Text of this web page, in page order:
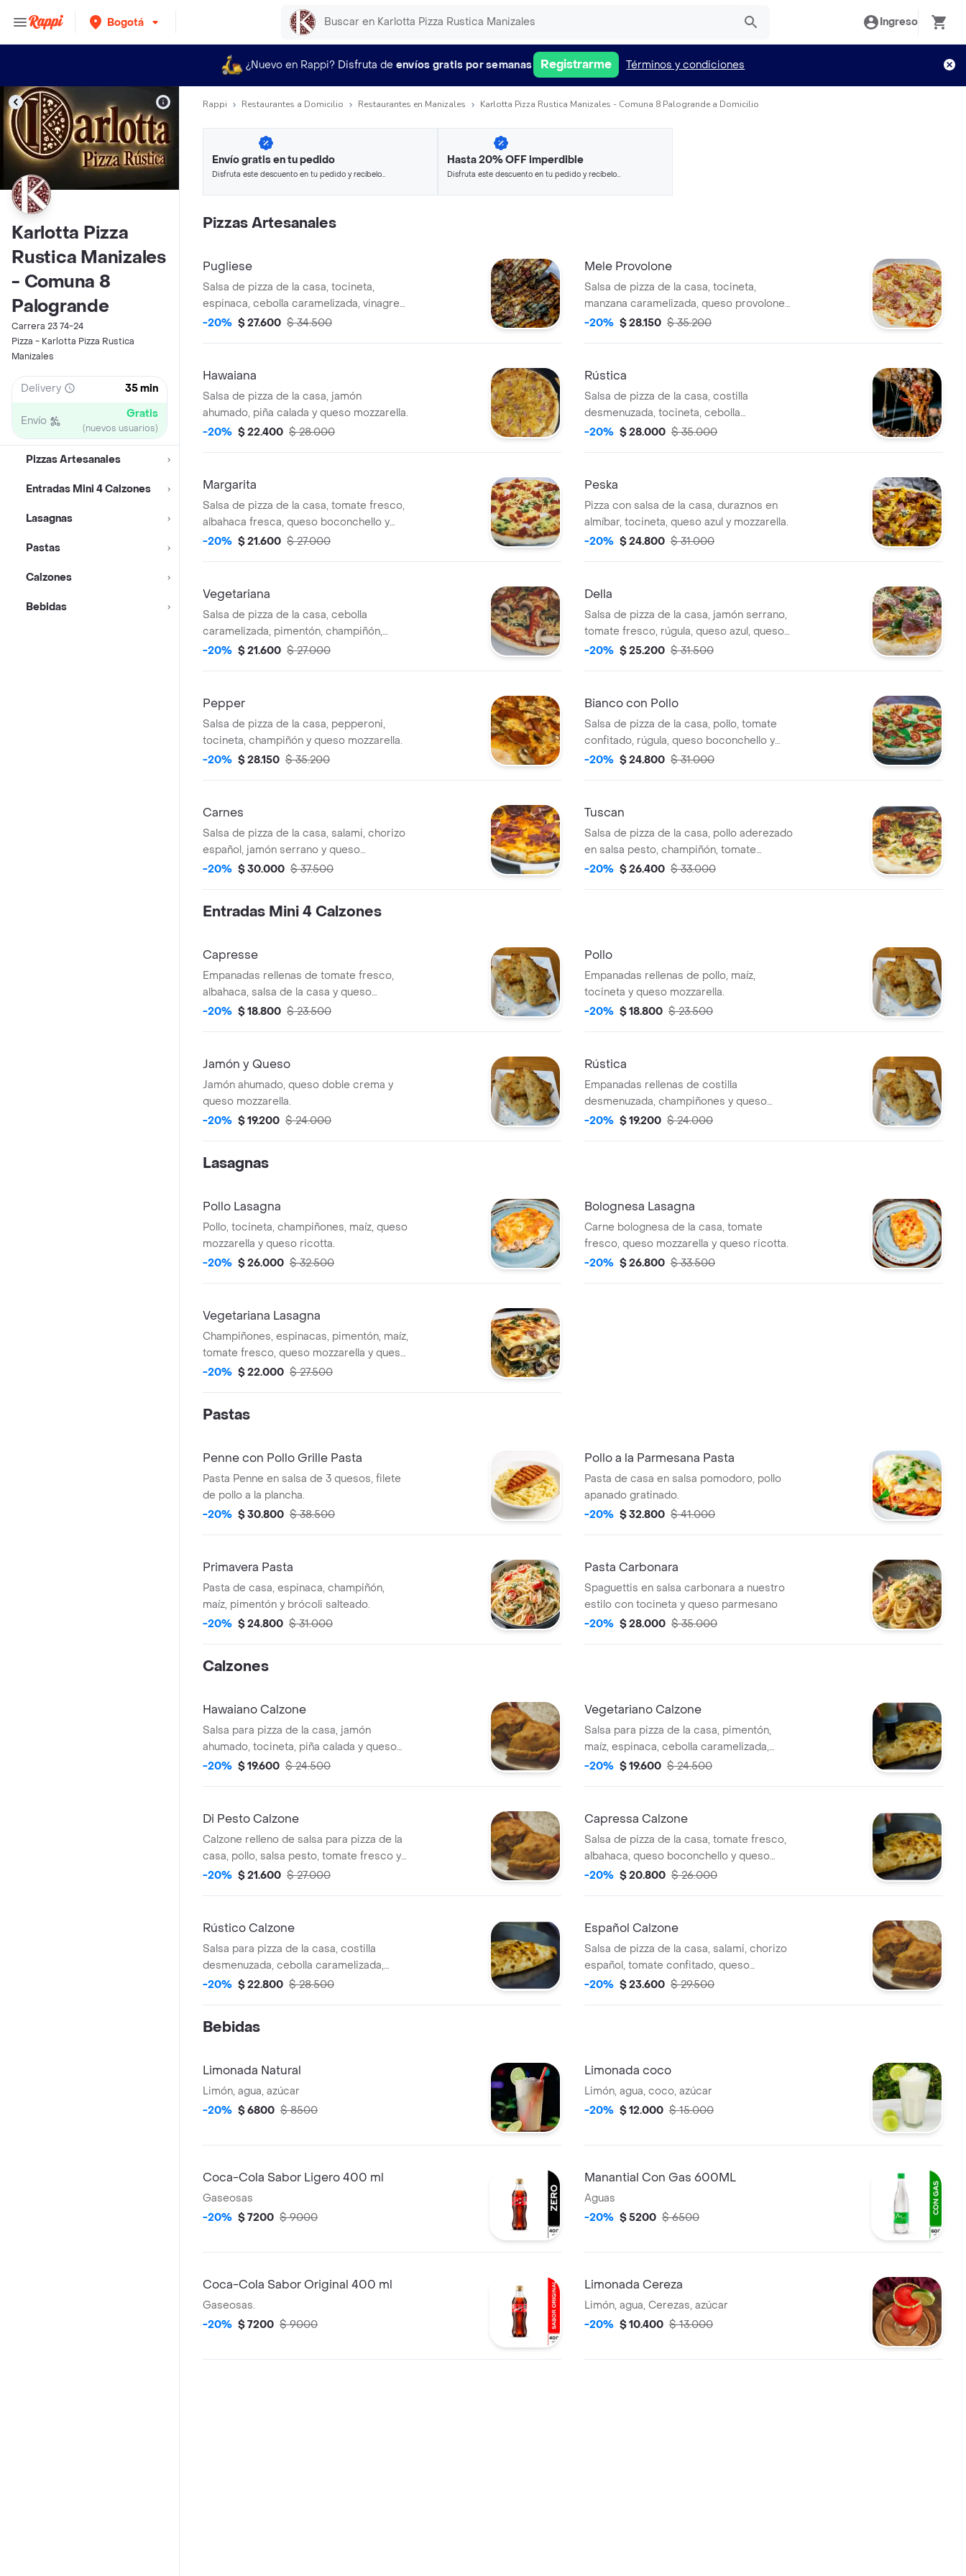
Bogotá Ingreso
¿Nuevo en Rappi? Disfruta de envíos gratis por semanas Registrarme Términos y condiciones
Karlotta Pizza
Rustica Manizales
- Comuna 8
Palogrande
Carrera 23 74-24
Pizza - Karlotta Pizza Rustica
Manizales
Delivery 35 min
Envío Gratis
(nuevos usuarios)
Pizzas Artesanales
Entradas Mini 4 Calzones
Lasagnas
Pastas
Calzones
Bebidas
Rappi Restaurantes a Domicilio Restaurantes en Manizales Karlotta Pizza Rustica Manizales - Comuna 8 Palogrande a Domicilio
Envío gratis en tu pedido
Disfruta este descuento en tu pedido y recíbelo
Hasta 20% OFF imperdible
Disfruta este descuento en tu pedido y recíbelo
Pizzas Artesanales
Pugliese
Salsa de pizza de la casa, tocineta,
espinaca, cebolla caramelizada, vinagre
balsámico y queso mozzarella.
-20% $ 27.600 $ 34.500
Mele Provolone
Salsa de pizza de la casa, tocineta,
manzana caramelizada, queso provolone y
queso mozzarella.
-20% $ 28.150 $ 35.200
Hawaiana
Salsa de pizza de la casa, jamón
ahumado, piña calada y queso mozzarella.
-20% $ 22.400 $ 28.000
Rústica
Salsa de pizza de la casa, costilla
desmenuzada, tocineta, cebolla
caramelizada, vinagre balsámico y queso
-20% $ 28.000 $ 35.000
Margarita
Salsa de pizza de la casa, tomate fresco,
albahaca fresca, queso boconchello y
queso mozzarella.
-20% $ 21.600 $ 27.000
Peska
Pizza con salsa de la casa, duraznos en
almíbar, tocineta, queso azul y mozzarella.
-20% $ 24.800 $ 31.000
Vegetariana
Salsa de pizza de la casa, cebolla
caramelizada, pimentón, champiñón,
espinaca y queso mozzarella.
-20% $ 21.600 $ 27.000
Della
Salsa de pizza de la casa, jamón serrano,
tomate fresco, rúgula, queso azul, queso
parmesano y queso mozzarella.
-20% $ 25.200 $ 31.500
Pepper
Salsa de pizza de la casa, pepperoni,
tocineta, champiñón y queso mozzarella.
-20% $ 28.150 $ 35.200
Bianco con Pollo
Salsa de pizza de la casa, pollo, tomate
confitado, rúgula, queso boconchello y
queso mozzarella.
-20% $ 24.800 $ 31.000
Carnes
Salsa de pizza de la casa, salami, chorizo
español, jamón serrano y queso
mozzarella.
-20% $ 30.000 $ 37.500
Tuscan
Salsa de pizza de la casa, pollo aderezado
en salsa pesto, champiñón, tomate
confitado y queso mozzarella.
-20% $ 26.400 $ 33.000
Entradas Mini 4 Calzones
Capresse
Empanadas rellenas de tomate fresco,
albahaca, salsa de la casa y queso
mozzarella.
-20% $ 18.800 $ 23.500
Pollo
Empanadas rellenas de pollo, maíz,
tocineta y queso mozzarella.
-20% $ 18.800 $ 23.500
Jamón y Queso
Jamón ahumado, queso doble crema y
queso mozzarella.
-20% $ 19.200 $ 24.000
Rústica
Empanadas rellenas de costilla
desmenuzada, champiñones y queso
mozzarella.
-20% $ 19.200 $ 24.000
Lasagnas
Pollo Lasagna
Pollo, tocineta, champiñones, maíz, queso
mozzarella y queso ricotta.
-20% $ 26.000 $ 32.500
Bolognesa Lasagna
Carne bolognesa de la casa, tomate
fresco, queso mozzarella y queso ricotta.
-20% $ 26.800 $ 33.500
Vegetariana Lasagna
Champiñones, espinacas, pimentón, maíz,
tomate fresco, queso mozzarella y queso
ricotta.
-20% $ 22.000 $ 27.500
Pastas
Penne con Pollo Grille Pasta
Pasta Penne en salsa de 3 quesos, filete
de pollo a la plancha.
-20% $ 30.800 $ 38.500
Pollo a la Parmesana Pasta
Pasta de casa en salsa pomodoro, pollo
apanado gratinado.
-20% $ 32.800 $ 41.000
Primavera Pasta
Pasta de casa, espinaca, champiñón,
maíz, pimentón y brócoli salteado.
-20% $ 24.800 $ 31.000
Pasta Carbonara
Spaguettis en salsa carbonara a nuestro
estilo con tocineta y queso parmesano
-20% $ 28.000 $ 35.000
Calzones
Hawaiano Calzone
Salsa para pizza de la casa, jamón
ahumado, tocineta, piña calada y queso
mozzarella.
-20% $ 19.600 $ 24.500
Vegetariano Calzone
Salsa para pizza de la casa, pimentón,
maíz, espinaca, cebolla caramelizada,
champiñón y queso mozzarella.
-20% $ 19.600 $ 24.500
Di Pesto Calzone
Calzone relleno de salsa para pizza de la
casa, pollo, salsa pesto, tomate fresco y
queso mozzarella.
-20% $ 21.600 $ 27.000
Capressa Calzone
Salsa de pizza de la casa, tomate fresco,
albahaca, queso boconchello y queso
mozzarella.
-20% $ 20.800 $ 26.000
Rústico Calzone
Salsa para pizza de la casa, costilla
desmenuzada, cebolla caramelizada,
champiñón y queso mozzarella.
-20% $ 22.800 $ 28.500
Español Calzone
Salsa de pizza de la casa, salami, chorizo
español, tomate confitado, queso
boconchello y queso mozzarella.
-20% $ 23.600 $ 29.500
Bebidas
Limonada Natural
Limón, agua, azúcar
-20% $ 6800 $ 8500
Limonada coco
Limón, agua, coco, azúcar
-20% $ 12.000 $ 15.000
Coca-Cola Sabor Ligero 400 ml
Gaseosas
-20% $ 7200 $ 9000
Manantial Con Gas 600ML
Aguas
-20% $ 5200 $ 6500
Coca-Cola Sabor Original 400 ml
Gaseosas.
-20% $ 7200 $ 9000
Limonada Cereza
Limón, agua, Cerezas, azúcar
-20% $ 10.400 $ 13.000